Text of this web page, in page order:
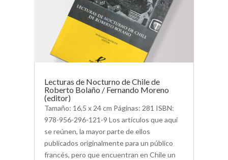
Lecturas de Nocturno de Chile de
Roberto Bolaño / Fernando Moreno
(editor)
Tamaño: 16,5 x 24 cm Páginas: 281 ISBN:
978-956-296-121-9 Los artículos que aquí
se reúnen, la mayor parte de ellos
publicados originalmente para un público
francés, pero que encuentran en Chile un